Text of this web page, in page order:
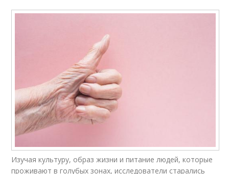
Изучая культуру, образ жизни и питание людей, которые
проживают в голубых зонах, исследователи старались